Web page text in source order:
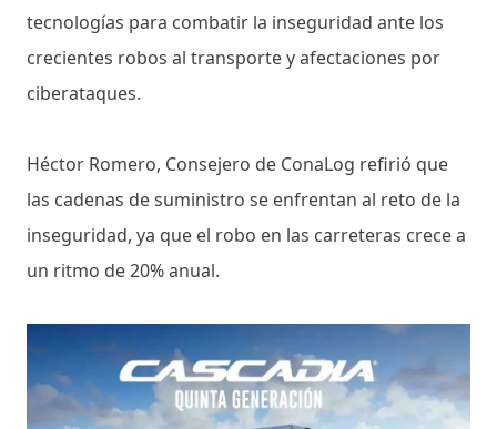
tecnologías para combatir la inseguridad ante los
crecientes robos al transporte y afectaciones por
ciberataques.
Héctor Romero, Consejero de ConaLog refirió que
las cadenas de suministro se enfrentan al reto de la
inseguridad, ya que el robo en las carreteras crece a
un ritmo de 20% anual.